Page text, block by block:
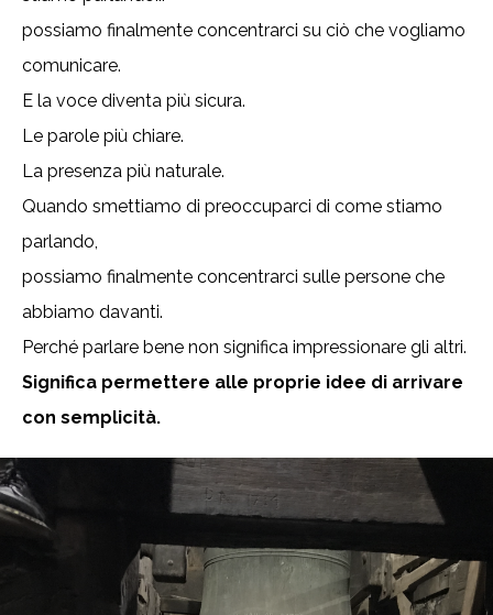
possiamo finalmente concentrarci su ciò che vogliamo
comunicare.
E la voce diventa più sicura.
Le parole più chiare.
La presenza più naturale.
Quando smettiamo di preoccuparci di come stiamo
parlando,
possiamo finalmente concentrarci sulle persone che
abbiamo davanti.
Perché parlare bene non significa impressionare gli altri.
Significa permettere alle proprie idee di arrivare
con semplicità.